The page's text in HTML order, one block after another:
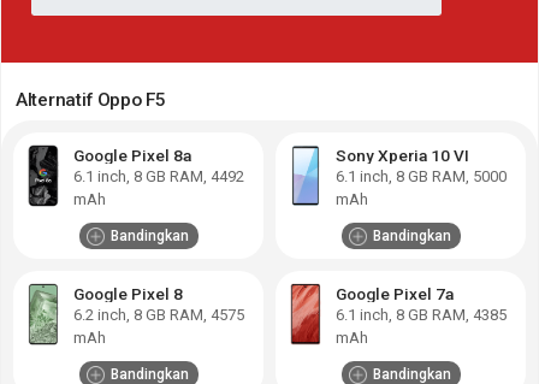
Alternatif Oppo F5
Google Pixel 8a
6.1 inch, 8 GB RAM 4492
mAh
Bandingkan
Sony Xperia 10 VI
6.1 inch, 8 GB RAM 5000
mAh
Bandingkan
Google Pixel 8
6.2 inch, 8 GB RAM 4575
mAh
Bandingkan
Google Pixel 7a
6.1 inch, 8 GB RAM 4385
mAh
Bandingkan